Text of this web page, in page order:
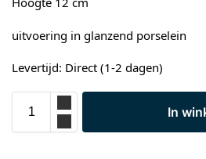
uitvoering in glanzend porselein
Levertijd: Direct (1-2 dagen)
In